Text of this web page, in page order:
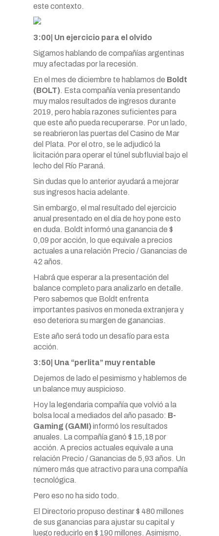
este contexto.
3:00| Un ejercicio para el olvido
Sigamos hablando de compañías argentinas
muy afectadas por la recesión.
En el mes de diciembre te hablamos de Boldt
(BOLT). Esta compañía venía presentando
muy malos resultados de ingresos durante
2019, pero había razones suficientes para
que este año pueda recuperarse. Por un lado,
se reabrieron las puertas del Casino de Mar
del Plata. Por el otro, se le adjudicó la
licitación para operar el túnel subfluvial bajo el
lecho del Río Paraná.
Sin dudas que lo anterior ayudará a mejorar
sus ingresos hacia adelante.
Sin embargo, el mal resultado del ejercicio
anual presentado en el día de hoy pone esto
en duda. Boldt informó una ganancia de $
0,09 por acción, lo que equivale a precios
actuales a una relación Precio / Ganancias de
42 años.
Habrá que esperar a la presentación del
balance completo para analizarlo en detalle.
Pero sabemos que Boldt enfrenta
importantes pasivos en moneda extranjera y
eso deteriora su margen de ganancias.
Este año será todo un desafío para esta
acción.
3:50| Una “perlita” muy rentable
Dejemos de lado el pesimismo y hablemos de
un balance muy auspicioso.
Hoy la legendaria compañía que volvió a la
bolsa local a mediados del año pasado: B-
Gaming (GAMI)informó los resultados
anuales. La compañía ganó $ 15,18 por
acción. A precios actuales equivale a una
relación Precio / Ganancias de 5,93 años. Un
número más que atractivo para una compañía
tecnológica.
Pero eso no ha sido todo.
El Directorio propuso destinar $ 480 millones
de sus ganancias para ajustar su capital y
luego reducirlo en $ 190 millones. Asimismo,